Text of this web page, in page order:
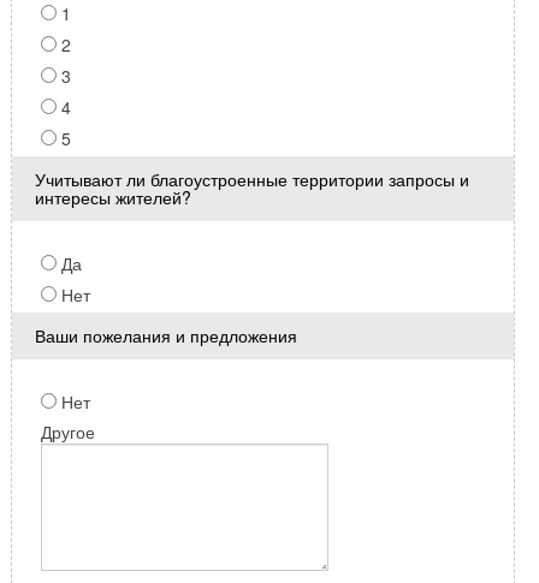
1
2
3
4
5
Учитывают ли благоустроенные территории запросы и
интересы жителей?
Да
Нет
Ваши пожелания и предложения
Нет
Другое